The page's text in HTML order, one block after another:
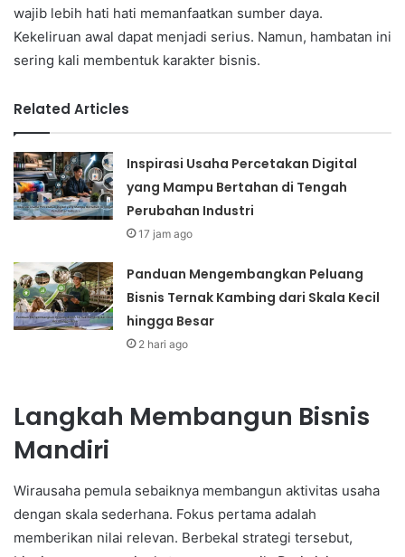
wajib lebih hati hati memanfaatkan sumber daya.
Kekeliruan awal dapat menjadi serius. Namun, hambatan ini
sering kali membentuk karakter bisnis.
Related Articles
Inspirasi Usaha Percetakan Digital
yang Mampu Bertahan di Tengah
Perubahan Industri
17 jam ago
Panduan Mengembangkan Peluang
Bisnis Ternak Kambing dari Skala Kecil
hingga Besar
2 hari ago
Langkah Membangun Bisnis
Mandiri
Wirausaha pemula sebaiknya membangun aktivitas usaha
dengan skala sederhana. Fokus pertama adalah
memberikan nilai relevan. Berbekal strategi tersebut,